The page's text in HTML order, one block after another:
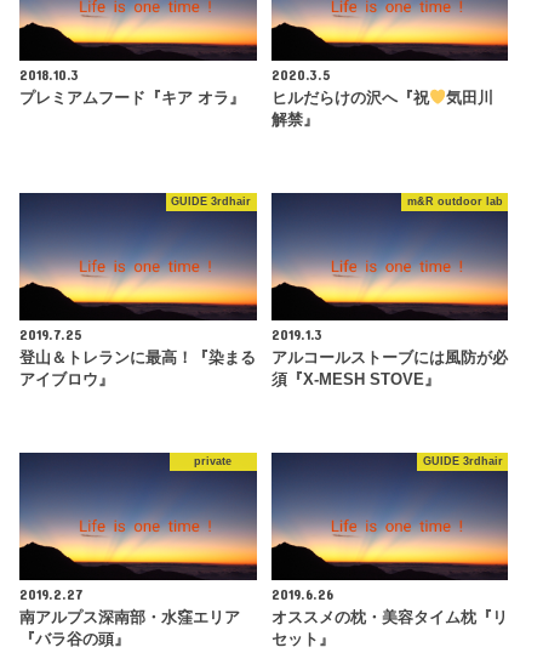
2018.10.3
プレミアムフード『キア オラ』
2020.3.5
ヒルだらけの沢へ『祝
気田川
解禁』
GUIDE 3rdhair
2019.7.25
登山＆トレランに最高！『染まる
アイブロウ』
m&R outdoor lab
2019.1.3
アルコールストーブには風防が必
須『X-MESH STOVE』
private
2019.2.27
南アルプス深南部・水窪エリア
『バラ谷の頭』
GUIDE 3rdhair
2019.6.26
オススメの枕・美容タイム枕『リ
セット』